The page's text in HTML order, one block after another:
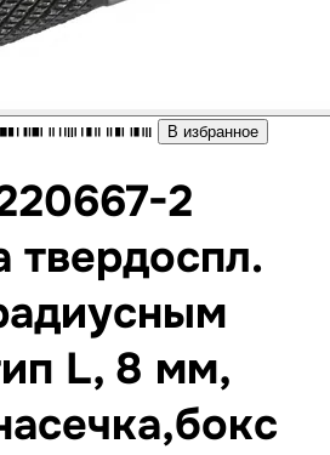
В избранное
2
твердоспл.
L, 8 мм,